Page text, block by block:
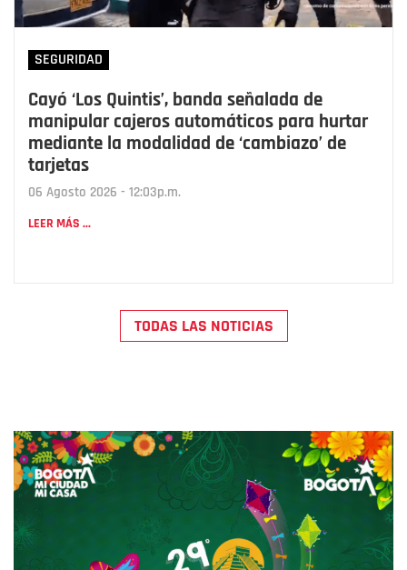
SEGURIDAD
Cayó ‘Los Quintis’, banda señalada de
manipular cajeros automáticos para hurtar
mediante la modalidad de ‘cambiazo’ de
tarjetas
06 Agosto 2026 - 12:03p.m.
LEER MÁS ...
TODAS LAS NOTICIAS